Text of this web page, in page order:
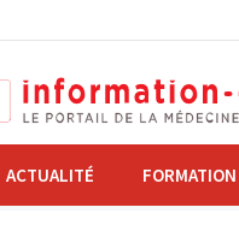
ACTUALITÉ FORMATION